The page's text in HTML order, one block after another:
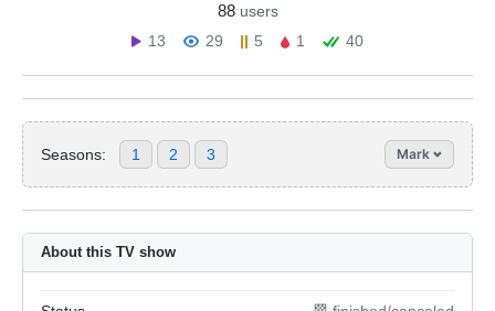
88 users
13
29 5 1 40
Seasons: 1 2 3 Mark
About this TV show